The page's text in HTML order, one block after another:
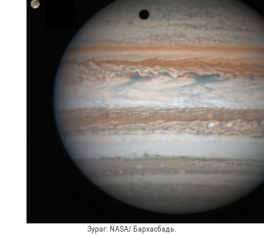
Зураг: NАSA/ Бархасбадь.